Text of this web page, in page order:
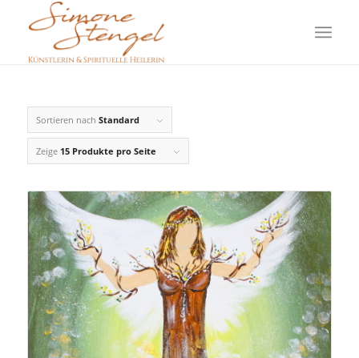
Sortieren nach Standard
Zeige 15 Produkte pro Seite